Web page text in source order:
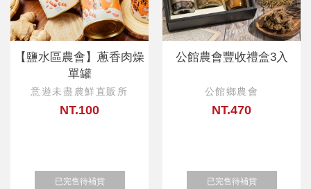
【鹽水區農會】蔥香肉燥
單罐
意遊未盡農鮮直販所
NT.100
已完售待補貨
公館農會豐收禮盒3入
公館鄉農會
NT.470
已完售待補貨